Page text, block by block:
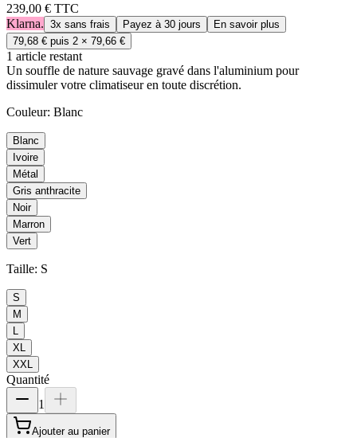
239,00 € TTC
Klarna. 3x sans frais Payez à 30 jours
En savoir plus
79,68 € puis 2 × 79,66 €
1 article restant
Un souffle de nature sauvage gravé dans l'aluminium pour
dissimuler votre climatiseur en toute discrétion.
Couleur: Blanc
Blanc
Ivoire
Métal
Gris anthracite
Noir
Marron
Vert
Taille: S
S
M
XL
XXL
Quantité
1
Ajouter au panier